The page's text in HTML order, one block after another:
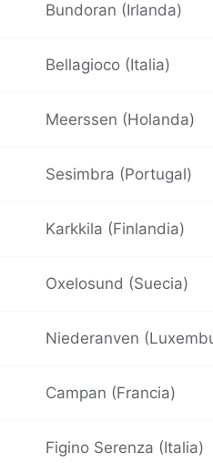
Bundoran (Irlanda)
Bellagioco (Italia)
Meerssen (Holanda)
Sesimbra (Portugal)
Karkkila (Finlandia)
Oxelosund (Suecia)
Niederanven
Campan (Francia)
Figino Serenza (Italia)